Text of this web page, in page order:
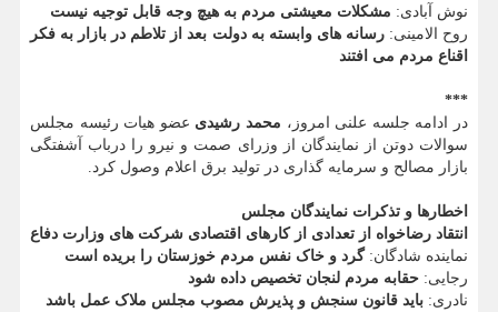
نوش آبادی: مشکلات معیشتی مردم به هیچ وجه قابل توجیه نیست
روح الامینی:رسانه های وابسته به دولت بعد از تلاطم در بازار به فکر
اقناع مردم می افتند
***
در ادامه جلسه علنی امروز، محمد رشیدی عضو هیات رئیسه مجلس
سوالات دوتن از نمایندگان از وزرای صمت و نیرو را درباب آشفتگی
بازار مصالح و سرمایه گذاری در تولید برق اعلام وصول کرد.
اخطارها و تذکرات نمایندگان مجلس
انتقاد رضاخواه از تعدادی از کارهای اقتصادی شرکت های وزارت دفاع
نماینده شادگان:گرد و خاک نفس مردم خوزستان را بریده است
رجایی: حقابه مردم لنجان تخصیص داده شود
نادری: باید قانون سنجش و پذیرش مصوب مجلس ملاک عمل باشد